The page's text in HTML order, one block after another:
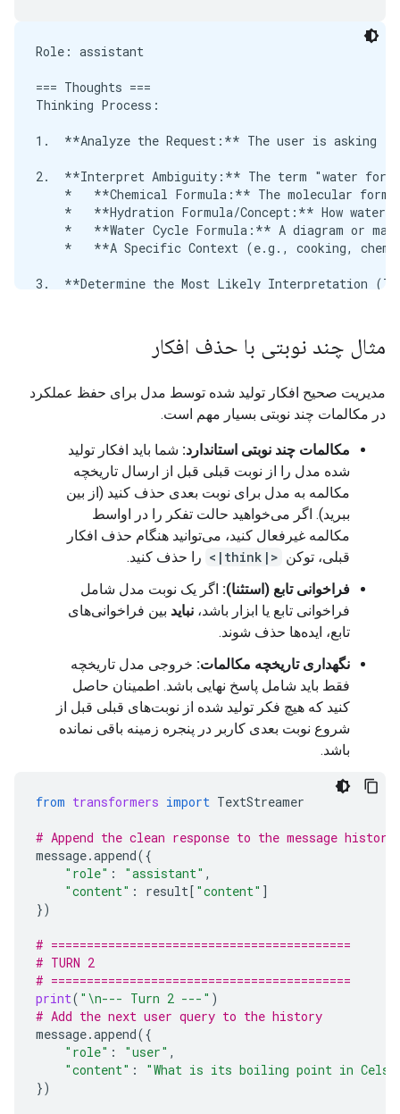
**What this means:**
*   **O** stands for Oxygen.
### 2. The Water Cycle Formula (Scientific
*   **Precipitation:** Water falls back to
*   **Collection/Runoff:** Water gathers in
***
### 3. Hydration Formula (Biology/Chemistry)
In a biological or chemical context, the
*   **Solubility:** The ability of water to
*   **Hydration Shells:** The arrangement of
Role: assistant
=== Thoughts ===
Thinking Process:
1.  **Analyze the Request:** The user is asking
2.  **Interpret Ambiguity:** The term "water
*   **Chemical Formula:** The molecular
*   **Hydration Formula/Concept:** How water
*   **Water Cycle Formula:** A diagram or
*   **A Specific Context (e.g., cooking,
3.  **Determine the Most Likely Interpretation
    *   Chemical Name: Water
    *   Chemical Formula: \\(\text{H}_2\text{O}\\)
5.  **Address Other Possible Interpretations (To
6.  **Draft the Response:**
*   Start with the most direct, scientific
    *   Explain what the formula means.
*   Briefly mention other related concepts
*   Ask for clarification if the user meant
7.  **Review against Identity Constraints:** (I am
8.  **Final Output Generation.** (Self-
=== Answer ===
The term "water formula" can refer to a few
### 1. Chemical Formula (The most likely answer)
If you are referring to the **chemical
*   **H** stands for Hydrogen.
*   **O** stands for Oxygen.
*   The formula indicates that one molecule of
### 2. The Water Cycle Formula (Scientific
If you are referring to the **water cycle**, which
*   **Evaporation:** Liquid water turns into
*   **Condensation:** Water vapor cools and
*   **Precipitation:** Water falls back to
*   **Collection/Runoff:** Water gathers in
مثال چند نوبتی با حذف افکار
مدیریت صحیح افکار تولید شده توسط مدل برای حفظ عملکرد
در مکالمات چند نوبتی بسیار مهم است.
مکالمات چند نوبتی استاندارد: شما باید افکار تولید
شده مدل را از نوبت قبلی قبل از ارسال تاریخچه
مکالمه به مدل برای نوبت بعدی حذف کنید (از بین
ببرید). اگر می‌خواهید حالت تفکر را در اواسط
مکالمه غیرفعال کنید، می‌توانید هنگام حذف افکار
قبلی، توکن <|think|>
را حذف کنید.
فراخوانی تابع (استثنا): اگر یک نوبت مدل شامل
فراخوانی تابع یا ابزار باشد، نباید بین فراخوانی‌های
تابع، ایده‌ها حذف شوند.
نگهداری تاریخچه مکالمات: خروجی مدل تاریخچه
فقط باید شامل پاسخ نهایی باشد. اطمینان حاصل
کنید که هیچ فکر تولید شده از نوبت‌های قبلی قبل از
شروع نوبت بعدی کاربر در پنجره زمینه باقی نمانده
باشد.
from transformers import TextStreamer
# Append the clean response to the message history
message.append({
"role" : "assistant" ,
"content" : result[ "content" ]
})
# ==========================================
# TURN 2
# ==========================================
print( " \n--- Turn 2 ---" )
# Add the next user query to the history
message.append({
"role" : "user" ,
"content" :
"What is its boiling point in
})